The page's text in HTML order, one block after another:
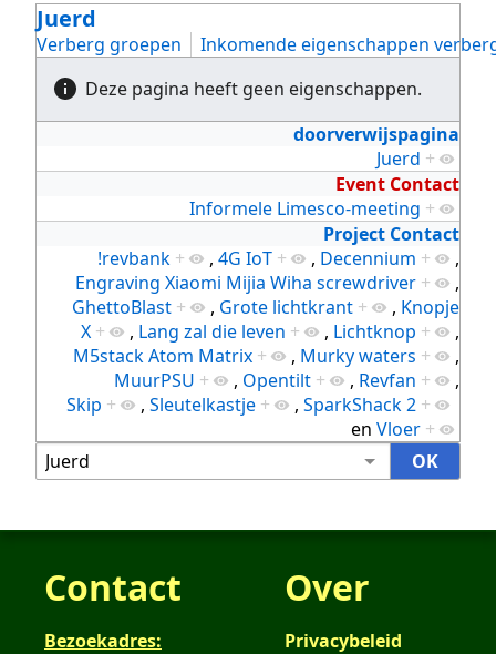
Juerd
Verberg groepen
Inkomende eigenschappen
Deze pagina heeft geen eigenschappen.
doorverwijspagina
Juerd +
Event Contact
Informele Limesco-meeting +
Project Contact
!revbank + , 4G IoT + , Decennium +
,
Engraving Xiaomi Mijia Wiha screwdriver +
,
GhettoBlast + , Grote lichtkrant + , Knopje
X + , Lang zal die leven + , Lichtknop +
,
M5stack Atom Matrix + , Murky waters +
,
MuurPSU + , Opentilt + , Revfan +
,
Skip + , Sleutelkastje + , SparkShack 2 +
en Vloer +
Contact
Bezoekadres:
Over
Privacybeleid